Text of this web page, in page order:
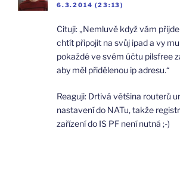
6.3.2014 (23:13)
Cituji: „Nemluvě když vám
chtít připojit na svůj ipad a vy
pokaždé ve svém účtu pilsfree
aby měl přidělenou ip adresu.“
Reaguji: Drtivá většina routerů
nastavení do NATu, takže
zařízení do IS PF není nutná ;-)